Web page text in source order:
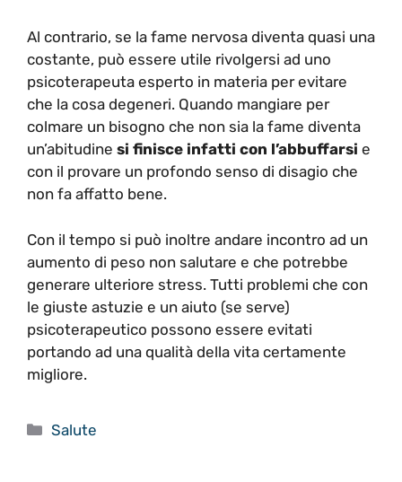
Al contrario, se la fame nervosa diventa quasi una
costante, può essere utile rivolgersi ad uno
psicoterapeuta esperto in materia per evitare
che la cosa degeneri. Quando mangiare per
colmare un bisogno che non sia la fame diventa
un’abitudine si finisce infatti con l’abbuffarsi e
con il provare un profondo senso di disagio che
non fa affatto bene.
Con il tempo si può inoltre andare incontro ad un
aumento di peso non salutare e che potrebbe
generare ulteriore stress. Tutti problemi che con
le giuste astuzie e un aiuto (se serve)
psicoterapeutico possono essere evitati
portando ad una qualità della vita certamente
migliore.
Categorie
Salute